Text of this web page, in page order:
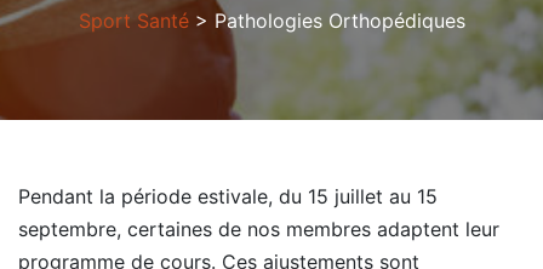
Sport Santé> Pathologies Orthopédiques
Pendant la période estivale, du 15 juillet au 15
septembre, certaines de nos membres adaptent leur
programme de cours. Ces ajustements sont